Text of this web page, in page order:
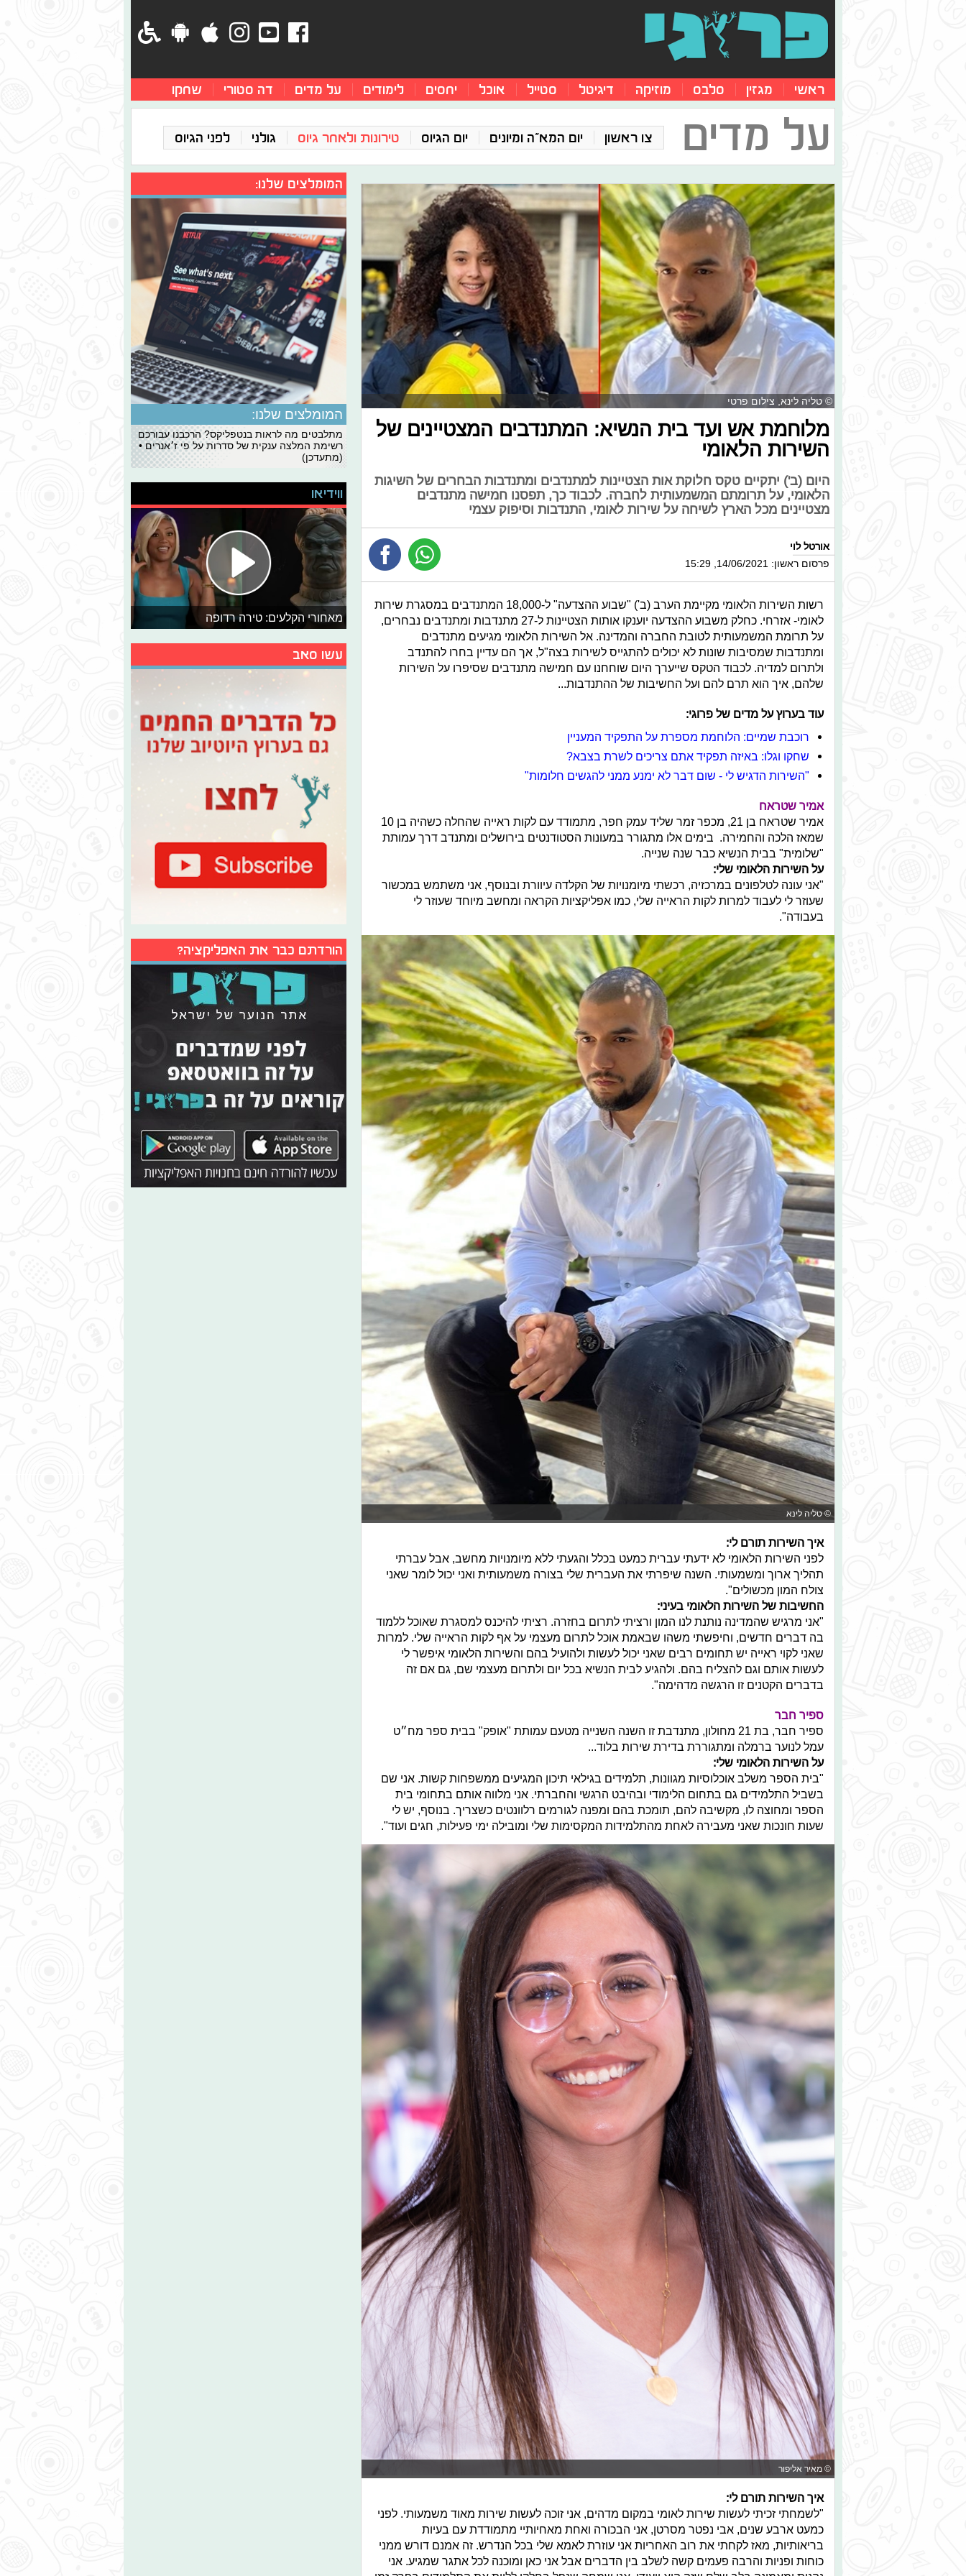
ראשי מגזין סלבס מוזיקה דיגיטל סטייל אוכל יחסים לימודים על מדים דה סטורי שחקו
על מדים צו ראשון יום המא"ה ומיונים יום הגיוס טירונות ולאחר גיוס גולני לפני הגיוס
© טליה לינא, צילום פרטי
מלוחמת אש ועד בית הנשיא: המתנדבים המצטיינים של
השירות הלאומי
היום (ב') יתקיים טקס חלוקת אות הצטיינות למתנדבים ומתנדבות הבחרים של השיגות
הלאומי, על תרומתם המשמעותית לחברה. לכבוד כך, תפסנו חמישה מתנדבים
מצטיינים מכל הארץ לשיחה על שירות לאומי, התנדבות וסיפוק עצמי
אורטל לוי
פרסום ראשון: 14/06/2021, 15:29
רשות השירות הלאומי מקיימת הערב (ב') "שבוע ההצדעה" ל-18,000 המתנדבים במסגרת שירות
לאומי- אזרחי. כחלק משבוע ההצדעה יוענקו אותות הצטיינות ל-27 מתנדבות ומתנדבים נבחרים,
על תרומת המשמעותית לטובת החברה והמדינה. אל השירות הלאומי מגיעים מתנדבים
ומתנדבות שמסיבות שונות לא יכולים להתגייס לשירות בצה"ל, אך הם עדיין בחרו להתנדב
ולתרום למדיה. לכבוד הטקס שייערך היום שוחחנו עם חמישה מתנדבים שסיפרו על השירות
שלהם, איך הוא תרם להם ועל החשיבות של ההתנדבות...
עוד בערוץ על מדים של פרוגי:
רוכבת שמיים: הלוחמת מספרת על התפקיד המעניין
שחקו וגלו: באיזה תפקיד אתם צריכים לשרת בצבא?
"השירות הדגיש לי - שום דבר לא ימנע ממני להגשים חלומות"
אמיר שטראח
אמיר שטראח בן 21, מכפר זמר שליד עמק חפר, מתמודד עם לקות ראייה שהחלה כשהיה בן 10
שמאז הלכה והחמירה. בימים אלו מתגורר במעונות הסטודנטים בירושלים ומתנדב דרך עמותת
"שלומית" בבית הנשיא כבר שנה שנייה.
על השירות הלאומי שלי:
"אני עונה לטלפונים במרכזיה, רכשתי מיומנויות של הקלדה עיוורת ובנוסף, אני משתמש במכשור
שעוזר לי לעבוד למרות לקות הראייה שלי, כמו אפליקציות הקראה ומחשב מיוחד שעוזר לי
בעבודה".
© טליה לינא
איך השירות תורם לי:
לפני השירות הלאומי לא ידעתי עברית כמעט בכלל והגעתי ללא מיומנויות מחשב, אבל עברתי
תהליך ארוך ומשמעותי. השנה שיפרתי את העברית שלי בצורה משמעותית ואני יכול לומר שאני
צולח המון מכשולים".
החשיבות של השירות הלאומי בעיני:
"אני מרגיש שהמדינה נותנת לנו המון ורציתי לתרום בחזרה. רציתי להיכנס למסגרת שאוכל ללמוד
בה דברים חדשים, וחיפשתי משהו שבאמת אוכל לתרום מעצמי על אף לקות הראייה שלי. למרות
שאני לקוי ראייה יש תחומים רבים שאני יכול לעשות ולהועיל בהם והשירות הלאומי איפשר לי
לעשות אותם וגם להצליח בהם. ולהגיע לבית הנשיא בכל יום ולתרום מעצמי שם, גם אם זה
בדברים הקטנים זו הרגשה מדהימה".
ספיר חבר
ספיר חבר, בת 21 מחולון, מתנדבת זו השנה השנייה מטעם עמותת "אופק" בבית ספר מח״ט
עמל לנוער ברמלה ומתגוררת בדירת שירות בלוד...
על השירות הלאומי שלי:
"בית הספר משלב אוכלוסיות מגוונות, תלמידים בגילאי תיכון המגיעים ממשפחות קשות. אני שם
בשביל התלמידים גם בתחום הלימודי ובהיבט הרגשי והחברתי. אני מלווה אותם בתחומי בית
הספר ומחוצה לו, מקשיבה להם, תומכת בהם ומפנה לגורמים רלוונטים כשצריך. בנוסף, יש לי
שעות חונכות שאני מעבירה לאחת מהתלמידות המקסימות שלי ומובילה ימי פעילות, חגים ועוד".
© מאיר אליפור
איך השירות תורם לי:
"לשמחתי זכיתי לעשות שירות לאומי במקום מדהים, אני זוכה לעשות שירות מאוד משמעותי. לפני
כמעט ארבע שנים, אבי נפטר מסרטן, אני הבכורה ואחת מאחיותיי מתמודדת עם בעיות
בריאותיות, מאז לקחתי את רוב האחריות אני עוזרת לאמא שלי בכל הנדרש. זה אמנם דורש ממני
כוחות ופניות והרבה פעמים קשה לשלב בין הדברים אבל אני כאן ומוכנה לכל אתגר שמגיע. אני
המומלצים שלנו:
המומלצים שלנו:
מתלבטים מה לראות בנטפליקס? הרכבנו עבורכם
רשימת המלצה ענקית של סדרות על פי ז׳אנרים •
(מתעדכן)
ווידיאו
מאחורי הקלעים: טירה רדופה
עשו סאב
הורדתם כבר את האפליקציה?